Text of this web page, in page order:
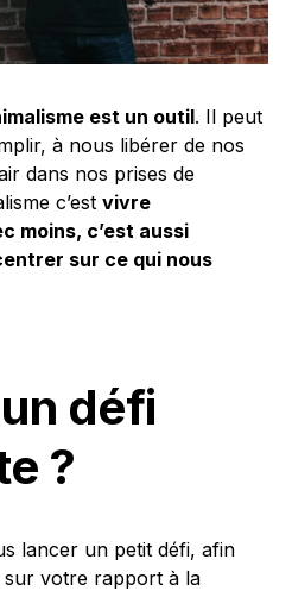
est un outil. Il peut
à nous libérer de nos
dans nos prises de
c’est vivre
moins, c’est aussi
sur ce qui nous
défi
?
lancer un petit défi, afin
sur votre rapport à la